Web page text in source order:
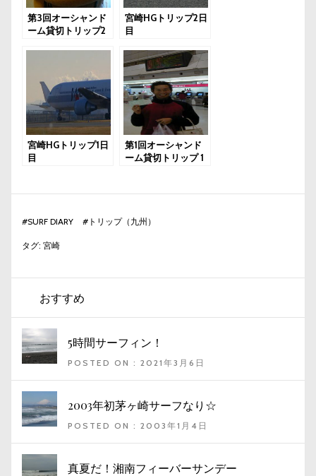
第3回オーシャンド
ーム貸切トリップ2
宮崎HGトリップ2日
目
宮崎HGトリップ1日
目
第1回オーシャンド
ーム貸切トリップ 1
#SURF DIARY # トリップ（九州）
タグ: 宮崎
おすすめ
5時間サーフィン！
POSTED ON : 2021年3月6日
2003年初茅ヶ崎サーフなり☆
POSTED ON : 2003年1月4日
真夏だ！湘南フィーバーサンデー